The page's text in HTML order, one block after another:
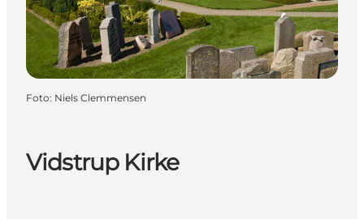
Vidstrup Kirke
Foto: Niels Clemmensen